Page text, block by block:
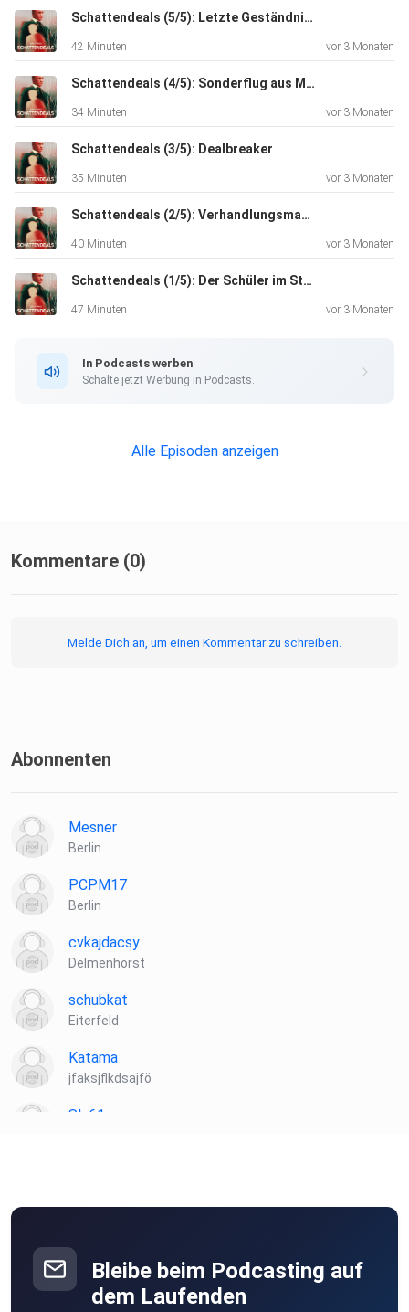
erzählen: von ihrer Verhaftung durch den russischen
Geheimdienst,
ihrer Zeit in Haft und teilweiser völliger Isolation. Waren
ihre
Verhaftungen willkürlich? Wurden sie als
Russland gesammelt?
Die Host stellt all diese Fragen auch dem russischen
Franka Hennes trifft Ex-Bundeskanzler Olaf Scholz. Sie will
wissen:
über Putins
Agenda und sein Handeln heute?
es ab dem
Schattendeals (5/5): Letzte Geständnisse
42 Minuten vor 3 Monaten
Schattendeals (4/5): Sonderflug aus Moskau
34 Minuten vor 3 Monaten
Schattendeals (3/5): Dealbreaker
35 Minuten vor 3 Monaten
Schattendeals (2/5): Verhandlungsmasse
40 Minuten vor 3 Monaten
Schattendeals (1/5): Der Schüler im Straflager
47 Minuten vor 3 Monaten
In Podcasts werben
Schalte jetzt Werbung in Podcasts.
Alle Episoden anzeigen
Kommentare (0)
Melde Dich an, um einen Kommentar zu schreiben.
Abonnenten
Mesner
Berlin
PCPM17
Berlin
cvkajdacsy
Delmenhorst
schubkat
Eiterfeld
Katama
jfaksjflkdsajfö
Sly61
Berlin
xra7tx8h
Haselünne
Bleibe beim Podcasting auf
dem Laufenden